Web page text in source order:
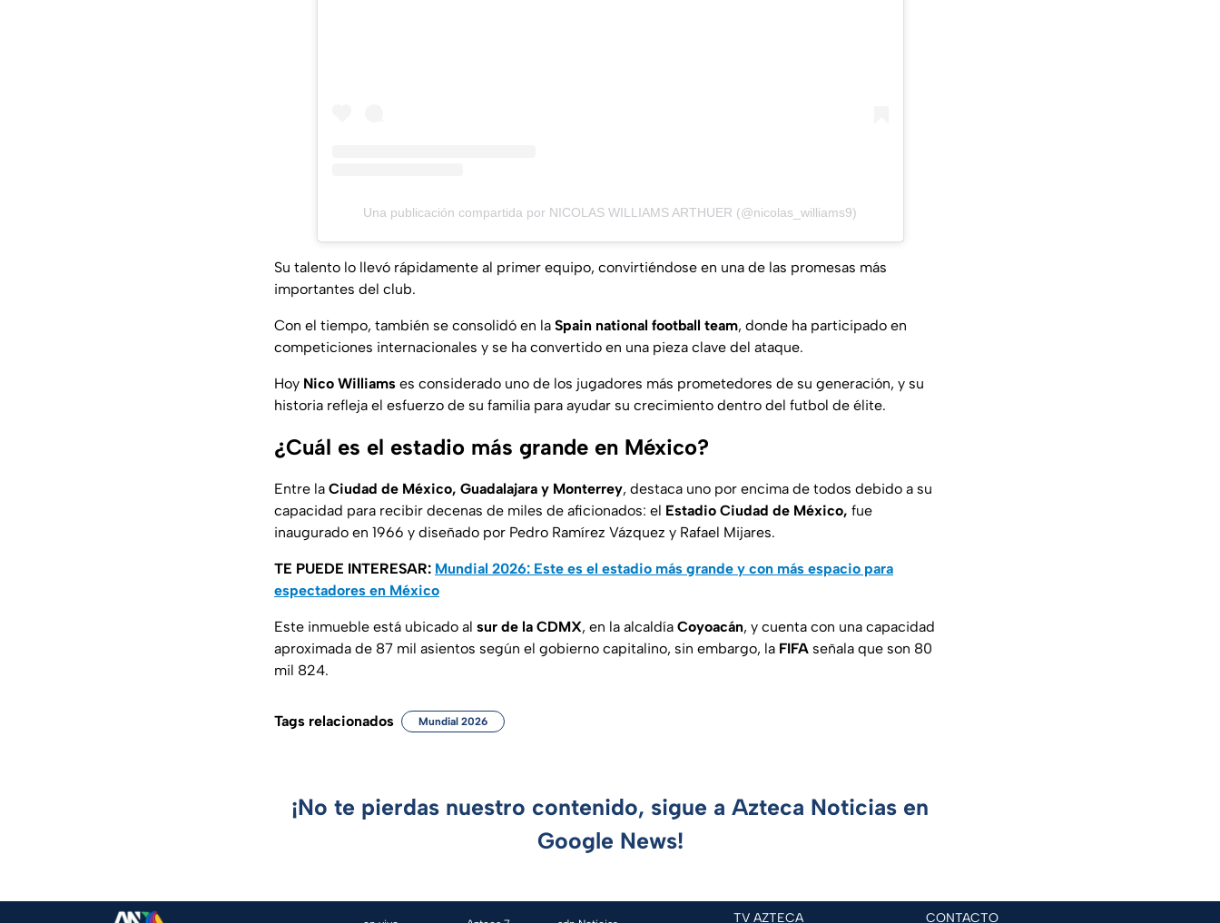
Una publicación compartida por NICOLAS WILLIAMS ARTHUER (@nicolas_williams9)
Su talento lo llevó rápidamente al primer equipo, convirtiéndose en una de las promesas más
importantes del club.
Con el tiempo, también se consolidó en la Spain national football team, donde ha participado en
competiciones internacionales y se ha convertido en una pieza clave del ataque.
Hoy Nico Williams es considerado uno de los jugadores más prometedores de su generación, y su
historia refleja el esfuerzo de su familia para ayudar su crecimiento dentro del futbol de élite.
¿Cuál es el estadio más grande en México?
Entre la Ciudad de México, Guadalajara y Monterrey, destaca uno por encima de todos debido a su
capacidad para recibir decenas de miles de aficionados: el Estadio Ciudad de México, fue
inaugurado en 1966 y diseñado por Pedro Ramírez Vázquez y Rafael Mijares.
TE PUEDE INTERESAR: Mundial 2026: Este es el estadio más grande y con más espacio para
espectadores en México
Este inmueble está ubicado al sur de la CDMX, en la alcaldía Coyoacán, y cuenta con una capacidad
aproximada de 87 mil asientos según el gobierno capitalino, sin embargo, la FIFA señala que son 80
mil 824.
Tags relacionados Mundial 2026
¡No te pierdas nuestro contenido, sigue a Azteca Noticias en
Google News!
TV AZTECA CONTACTO